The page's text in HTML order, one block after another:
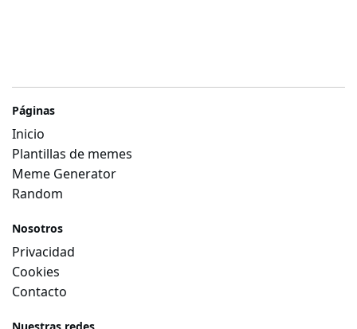
Páginas
Inicio
Plantillas de memes
Meme Generator
Random
Nosotros
Privacidad
Cookies
Contacto
Nuestras redes